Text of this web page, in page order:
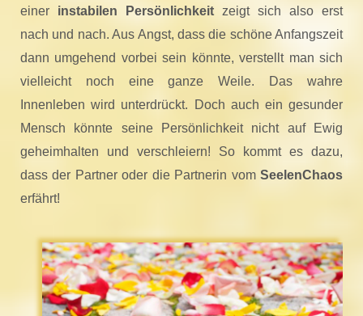
einer instabilen Persönlichkeit zeigt sich also erst
nach und nach. Aus Angst, dass die schöne Anfangszeit
dann umgehend vorbei sein könnte, verstellt man sich
vielleicht noch eine ganze Weile. Das wahre
Innenleben wird unterdrückt. Doch auch ein gesunder
Mensch könnte seine Persönlichkeit nicht auf Ewig
geheimhalten und verschleiern! So kommt es dazu,
dass der Partner oder die Partnerin vom SeelenChaos
erfährt!